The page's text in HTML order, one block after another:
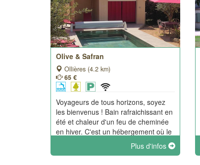
Olive & Safran
Ollières (4.2 km)
65 €
Voyageurs de tous horizons, soyez
les bienvenus ! Bain rafraichissant en
été et chaleur d'un feu de cheminée
en hiver. C'est un hébergement où le
subtil mélange de bois et de
matériaux contemporains apaise
Plus d'infos